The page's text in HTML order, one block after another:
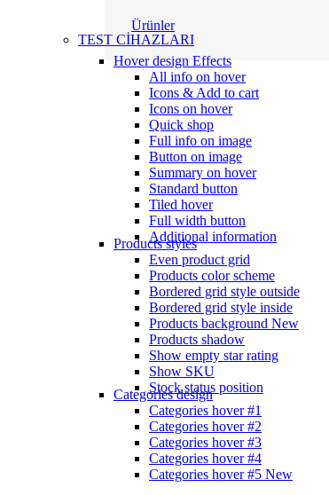
Ürünler
TEST CİHAZLARI
Hover design Effects
All info on hover
Icons & Add to cart
Icons on hover
Quick shop
Full info on image
Button on image
Summary on hover
Standard button
Tiled hover
Full width button
Additional information
Products styles
Even product grid
Products color scheme
Bordered grid style outside
Bordered grid style inside
Products background New
Products shadow
Show empty star rating
Show SKU
Stock status position
Categories design
Categories hover #1
Categories hover #2
Categories hover #3
Categories hover #4
Categories hover #5 New